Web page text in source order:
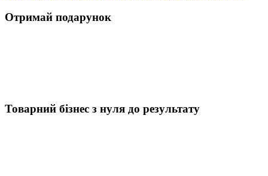
Отримай подарунок
Товарний бізнес з нуля до результату